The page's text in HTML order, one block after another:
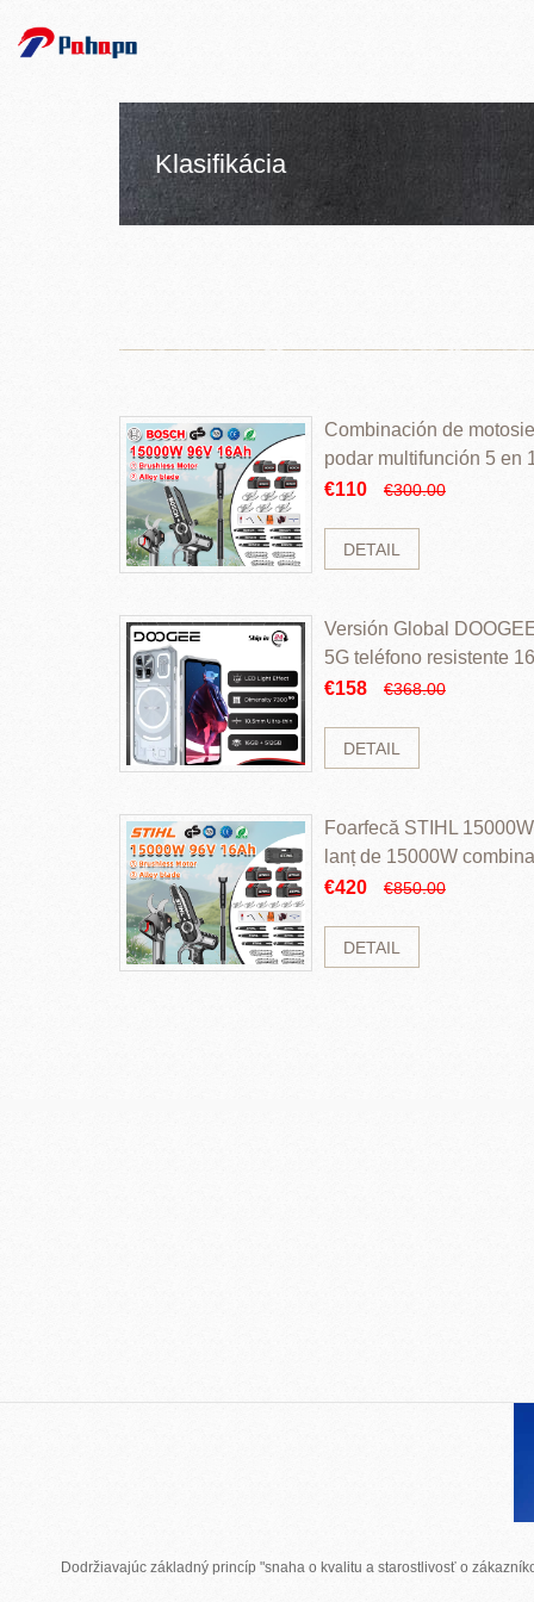
Klasifikácia
Combinación de
podar multifunción 5 en
€110
€300.00
DETAIL
Versión Global
5G teléfono resistente
ROM Mediatek
€158 €368.00
DETAIL
Foarfecă STIHL
lanț de 15000W
perii și baterie cu li
€420 €850.00
DETAIL
Dodržiavajúc základný princíp "snaha o kvalitu a starostlivosť o